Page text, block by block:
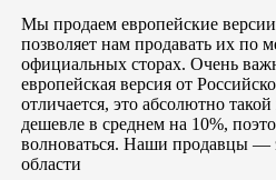
Мы продаем европейские
позволяет нам продавать их по
официальных сторах. Очень
европейская версия от
отличается, это абсолютно
дешевле в среднем на 10%,
волноваться. Наши продавцы —
области